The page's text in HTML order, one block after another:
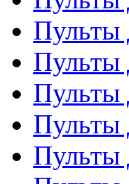
Пульты
Пульты
Пульты
Пульты
Пульты